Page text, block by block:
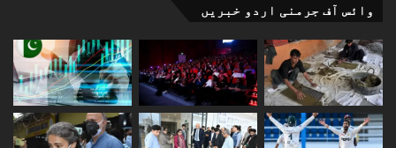
وائس آف جرمنی اردو خبریں